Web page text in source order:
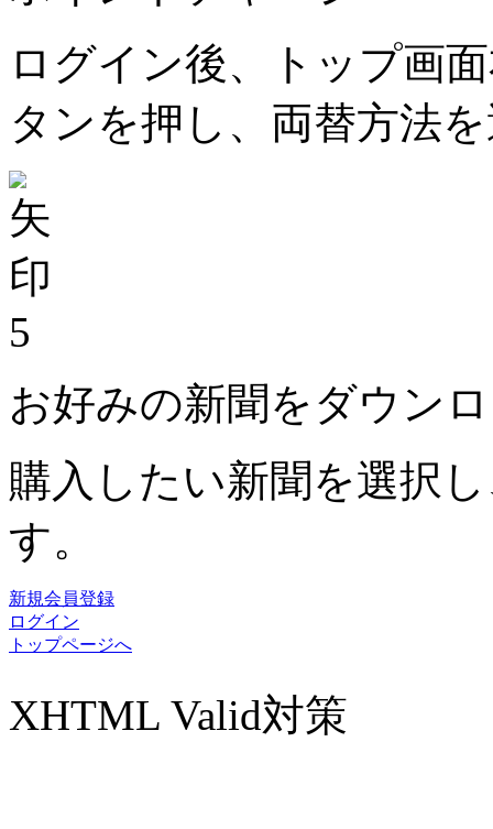
ログイン後、トップ画
タンを押し、両替方法
5
お好みの新聞をダウン
購入したい新聞を選択
す。
新規会員登録
ログイン
トップページへ
XHTML Valid対策